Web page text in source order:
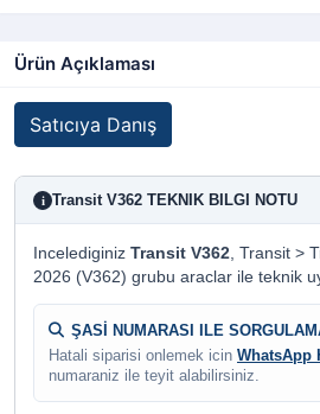
Ürün Açıklaması
Satıcıya Danış
i Transit V362 TEKNIK BILGI NOTU
Incelediginiz Transit V362, Transit >
2026 (V362) grubu araclar ile teknik
ŞASİ NUMARASI ILE
Hatali siparisi onlemek icin WhatsApp
numaraniz ile teyit alabilirsiniz.